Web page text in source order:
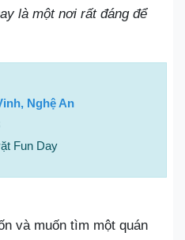
là một nơi rất đáng để
Nghệ An
Fun Day
và muốn tìm một quán